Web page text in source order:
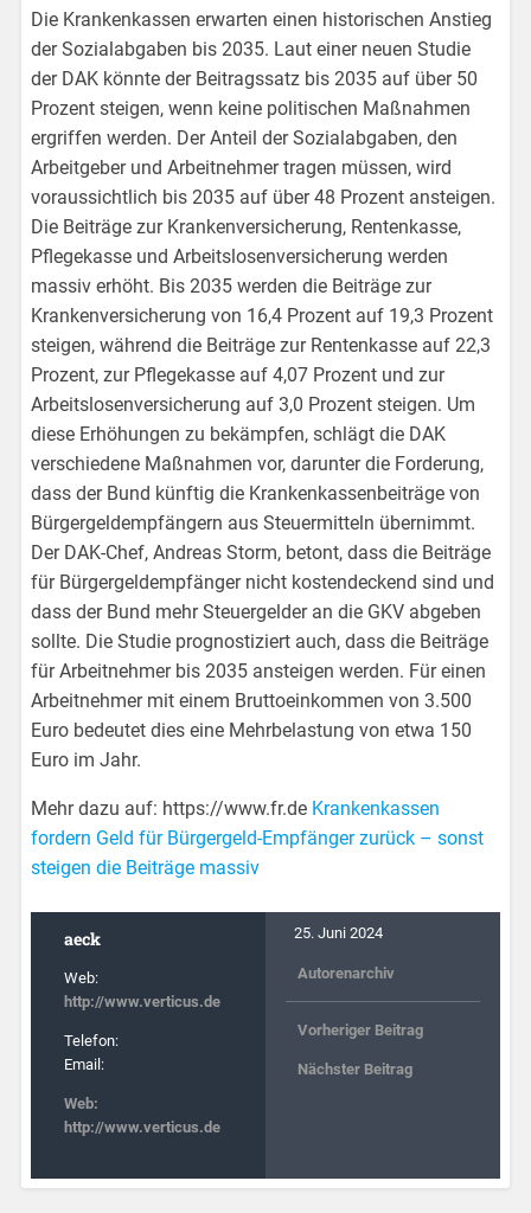
Die Krankenkassen erwarten einen historischen Anstieg
der Sozialabgaben bis 2035. Laut einer neuen Studie
der DAK könnte der Beitragssatz bis 2035 auf über 50
Prozent steigen, wenn keine politischen Maßnahmen
ergriffen werden. Der Anteil der Sozialabgaben, den
Arbeitgeber und Arbeitnehmer tragen müssen, wird
voraussichtlich bis 2035 auf über 48 Prozent ansteigen.
Die Beiträge zur Krankenversicherung, Rentenkasse,
Pflegekasse und Arbeitslosenversicherung werden
massiv erhöht. Bis 2035 werden die Beiträge zur
Krankenversicherung von 16,4 Prozent auf 19,3 Prozent
steigen, während die Beiträge zur Rentenkasse auf 22,3
Prozent, zur Pflegekasse auf 4,07 Prozent und zur
Arbeitslosenversicherung auf 3,0 Prozent steigen. Um
diese Erhöhungen zu bekämpfen, schlägt die DAK
verschiedene Maßnahmen vor, darunter die Forderung,
dass der Bund künftig die Krankenkassenbeiträge von
Bürgergeldempfängern aus Steuermitteln übernimmt.
Der DAK-Chef, Andreas Storm, betont, dass die Beiträge
für Bürgergeldempfänger nicht kostendeckend sind und
dass der Bund mehr Steuergelder an die GKV abgeben
sollte. Die Studie prognostiziert auch, dass die Beiträge
für Arbeitnehmer bis 2035 ansteigen werden. Für einen
Arbeitnehmer mit einem Bruttoeinkommen von 3.500
Euro bedeutet dies eine Mehrbelastung von etwa 150
Euro im Jahr.
Mehr dazu auf: https://www.fr.de Krankenkassen
fordern Geld für Bürgergeld-Empfänger zurück – sonst
steigen die Beiträge massiv
aeck
Web:
http://www.verticus.de
Telefon:
Email:
Web:
http://www.verticus.de
25. Juni 2024
Autorenarchiv
Vorheriger Beitrag
Nächster Beitrag